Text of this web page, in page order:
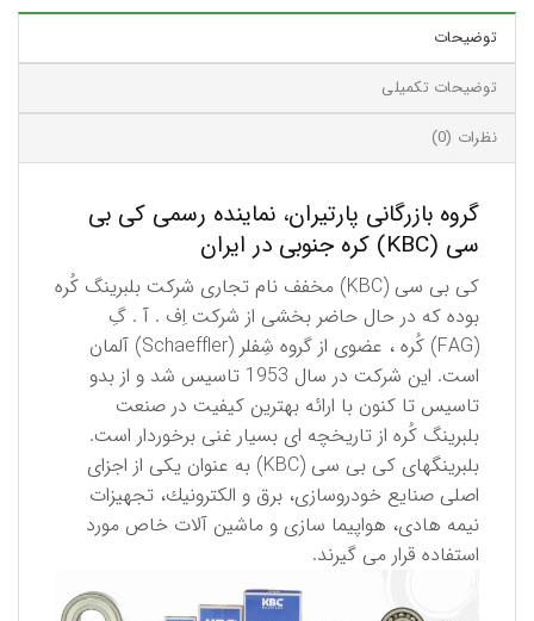
توضیحات
توضیحات تکمیلی
نظرات (0)
گروه بازرگانی پارتیران، نماینده رسمی کی بی
سی (KBC) کره جنوبی در ایران
كی بی سی (KBC) مخفف نام تجاری شركت بلبرینگ كُره
بوده كه در حال حاضر بخشی از شركت اِف . آ . گِ
(FAG) كُره ، عضوی از گروه شِفلر (Schaeffler) آلمان
است. این شركت در سال 1953 تاسیس شد و از بدو
تاسیس تا كنون با ارائه بهترین كیفیت در صنعت
بلبرینگ كُره از تاریخچه ای بسیار غنی برخوردار است.
بلبرینگهای كی بی سی (KBC) به عنوان یكی از اجزای
اصلی صنایع خودروسازی، برق و الكترونیك، تجهیزات
نیمه هادی، هواپیما سازی و ماشین آلات خاص مورد
استفاده قرار می گیرند.